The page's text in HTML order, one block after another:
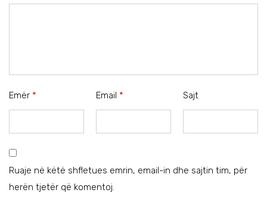
Emër * Email * Sajt
Ruaje në këtë shfletues emrin, email-in dhe sajtin tim, për
herën tjetër që komentoj.